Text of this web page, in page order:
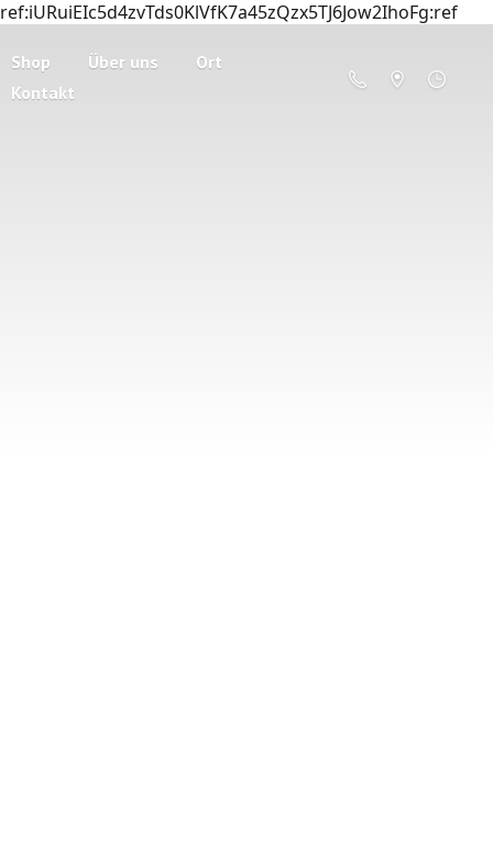
ref:iURuiEIc5d4zvTds0KlVfK7a45zQzx5TJ6Jow2IhoFg:ref
Shop Über uns
Ort
Kontakt